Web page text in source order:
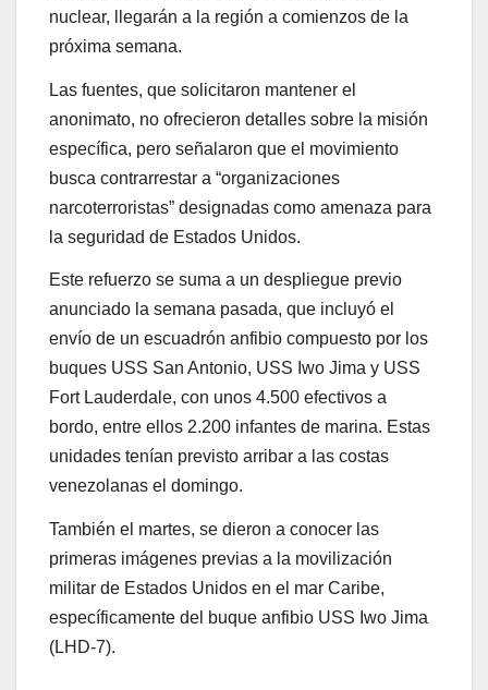
nuclear, llegarán a la región a comienzos de la
próxima semana.
Las fuentes, que solicitaron mantener el
anonimato, no ofrecieron detalles sobre la misión
específica, pero señalaron que el movimiento
busca contrarrestar a “organizaciones
narcoterroristas” designadas como amenaza para
la seguridad de Estados Unidos.
Este refuerzo se suma a un despliegue previo
anunciado la semana pasada, que incluyó el
envío de un escuadrón anfibio compuesto por los
buques USS San Antonio, USS Iwo Jima y USS
Fort Lauderdale, con unos 4.500 efectivos a
bordo, entre ellos 2.200 infantes de marina. Estas
unidades tenían previsto arribar a las costas
venezolanas el domingo.
También el martes, se dieron a conocer las
primeras imágenes previas a la movilización
militar de Estados Unidos en el mar Caribe,
específicamente del buque anfibio USS Iwo Jima
(LHD-7).